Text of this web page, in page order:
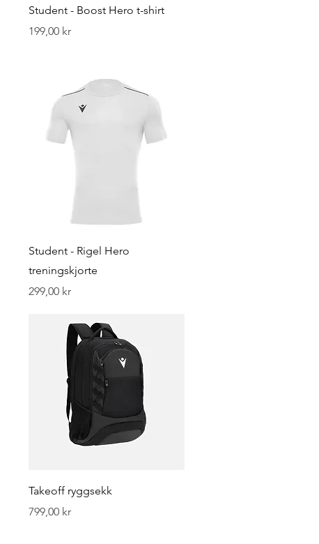
Hurtigvisning
Student - Boost Hero t-shirt
Pris
199,00 kr
Hurtigvisning
Student - Rigel Hero
treningskjorte
Pris
299,00 kr
Hurtigvisning
Takeoff ryggsekk
Pris
799,00 kr